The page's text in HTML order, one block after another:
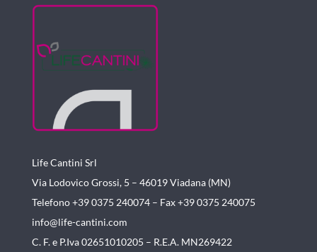
Life Cantini Srl
Via Lodovico Grossi, 5 – 46019Viadana (MN)
Telefono +39 0375 240074 – Fax +39 0375 240075
info@life-cantini.com
C. F. e P.Iva 02651010205 – R.E.A. MN269422